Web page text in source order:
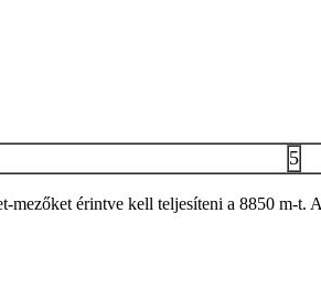
5
érintve kell teljesíteni a 8850 m-t.